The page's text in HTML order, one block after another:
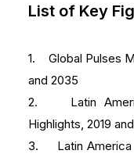
List of Key
1. Global Pulses
and 2035
2. Latin
Highlights, 2019
3. Latin America